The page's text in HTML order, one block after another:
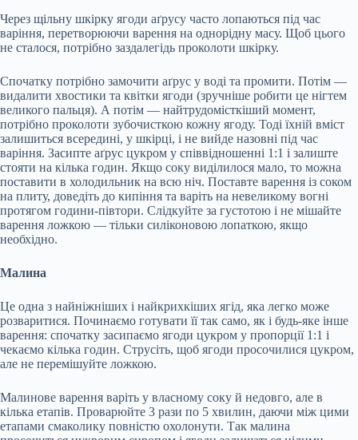
Через щільну шкірку ягоди аґрусу часто лопаються під час
варіння, перетворюючи варення на однорідну масу. Щоб цього
не сталося, потрібно заздалегідь проколоти шкірку.
Спочатку потрібно замочити аґрус у воді та промити. Потім —
видалити хвостики та квітки ягоди (зручніше робити це нігтем
великого пальця). А потім — найтрудомісткіший момент,
потрібно проколоти зубочисткою кожну ягоду. Тоді їхній вміст
залишиться всередині, у шкірці, і не вийде назовні під час
варіння. Засипте аґрус цукром у співвідношенні 1:1 і залиште
стояти на кілька годин. Якщо соку виділилося мало, то можна
поставити в холодильник на всю ніч. Поставте варення із соком
на плиту, доведіть до кипіння та варіть на невеликому вогні
протягом години-півтори. Слідкуйте за густотою і не мішайте
варення ложкою — тільки силіконовою лопаткою, якщо
необхідно.
Малина
Це одна з найніжніших і найкрихкіших ягід, яка легко може
розваритися. Починаємо готувати її так само, як і будь-яке інше
варення: спочатку засипаємо ягоди цукром у пропорції 1:1 і
чекаємо кілька годин. Струсіть, щоб ягоди просочилися цукром,
але не перемішуйте ложкою.
Малинове варення варіть у власному соку й недовго, але в
кілька етапів. Проварюйте 3 рази по 5 хвилин, даючи між цими
етапами смаколику повністю охолонути. Так малина